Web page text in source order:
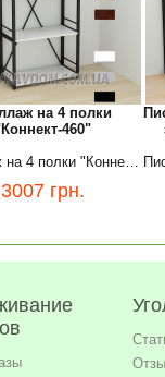
на 4 полки
460"
Стеллаж на 4 полки "Коннект-460"
3007 грн.